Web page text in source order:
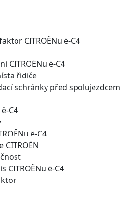
CITROËNu ë-C4
CITROËNu ë-C4
řidiče
schránky před spolujezdcem
C4
ë-C4
CITROËN
CITROËNu ë-C4